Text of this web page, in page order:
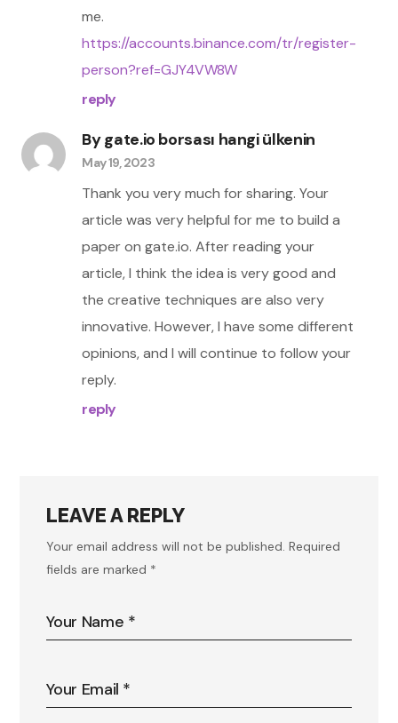
me.
https://accounts.binance.com/tr/register-
person?ref=GJY4VW8W
reply
Bygate.io borsası hangi ülkenin
May 19, 2023
Thank you very much for sharing. Your
article was very helpful for me to build a
paper on gate.io. After reading your
article, I think the idea is very good and
the creative techniques are also very
innovative. However, I have some different
opinions, and I will continue to follow your
reply.
reply
LEAVE A REPLY
Your email address will not be published. Required
fields are marked *